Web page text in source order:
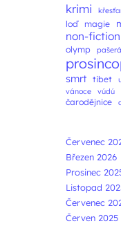
krimi
loď magie
non-fiction
olymp
smrt tibet
vánoce vúdú
čarodějnice
Červenec
Březen 2026
Prosinec
Listopad
Červenec
Červen 2025